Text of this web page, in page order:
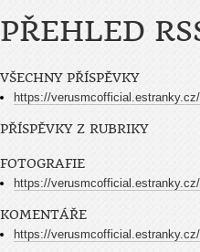
PŘEHLED
VŠECHNY PŘÍSPĚVKY
https://
PŘÍSPĚVKY Z RUBRIKY
FOTOGRAFIE
https://
KOMENTÁŘE
https://